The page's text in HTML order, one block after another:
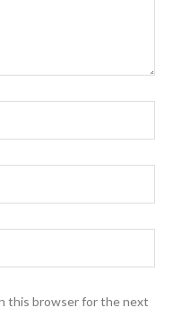
this browser for the next